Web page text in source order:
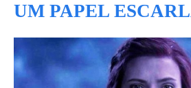
UM PAPEL